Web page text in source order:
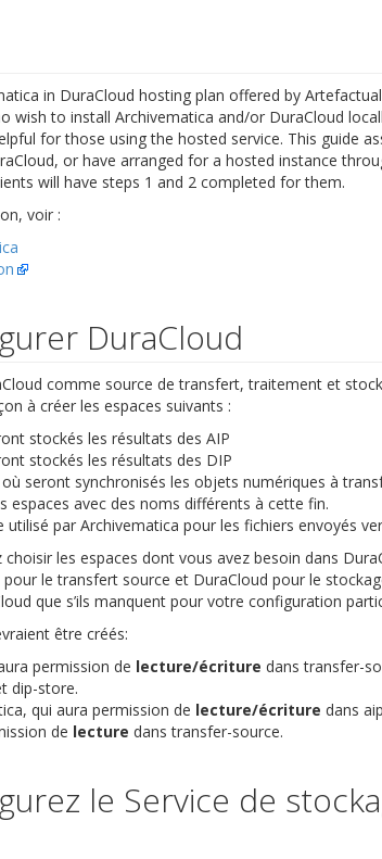
in DuraCloud hosting plan offered by
wish to install Archivematica and/or DuraCloud
for those using the hosted service. This guide
or have arranged for a hosted instance
will have steps 1 and 2 completed for them.
voir :
DuraCloud
comme source de transfert, traitement et
à créer les espaces suivants :
stockés les résultats des AIP
stockés les résultats des DIP
seront synchronisés les objets numériques à
espaces avec des noms différents à cette fin.
utilisé par Archivematica pour les fichiers envoyés
les espaces dont vous avez besoin dans
le transfert source et DuraCloud pour le
que s’ils manquent pour votre configuration
être créés:
permission de lecture/écriture dans transfer-
dip-store.
qui aura permission de lecture/écriture dans
de lecture dans transfer-source.
le Service de